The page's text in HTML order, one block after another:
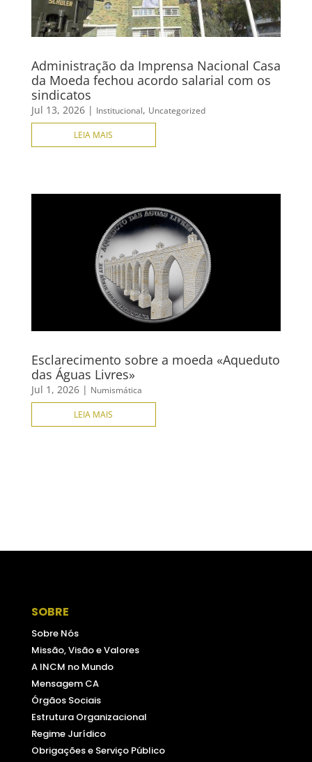
Administração da Imprensa Nacional Casa
da Moeda fechou acordo salarial com os
sindicatos
Jul 13, 2026| Institucional, Uncategorized
LEIA MAIS
Esclarecimento sobre a moeda «Aqueduto
das Águas Livres»
Jul 1, 2026| Numismática
LEIA MAIS
SOBRE
Sobre Nós
Missão, Visão e Valores
A INCM no Mundo
Mensagem CA
Órgãos Sociais
Estrutura Organizacional
Regime Jurídico
Obrigações e Serviço Público